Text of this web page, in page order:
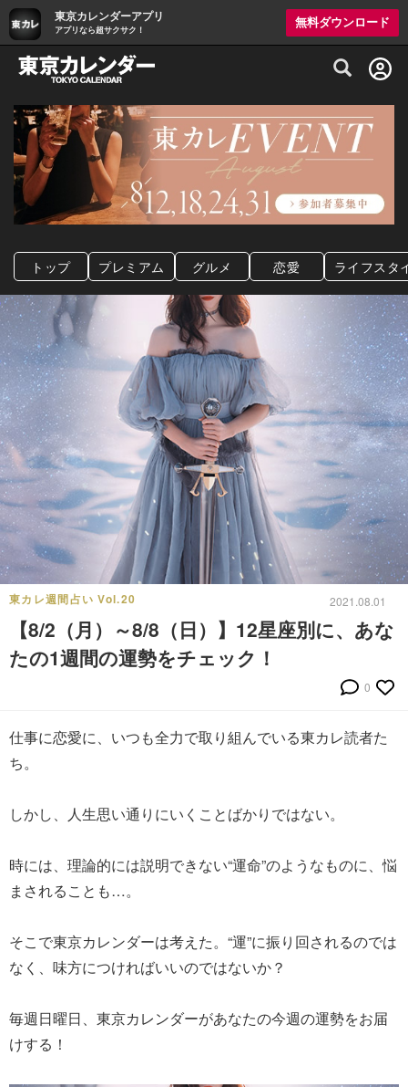
東京カレンダーアプリ
アプリなら超サクサク！
無料ダウンロード
グルメ情報・プレミアムレストラン予約
トップ プレミアム グルメ 恋愛 ライフスタ
東カレ週間占い Vol.20 2021.08.01
【8/2（月）～8/8（日）】12星座別に、あな
たの1週間の運勢をチェック！
0
仕事に恋愛に、いつも全力で取り組んでいる東カレ読者た
ち。
しかし、人生思い通りにいくことばかりではない。
時には、理論的には説明できない“運命”のようなものに、悩
まされることも…。
そこで東京カレンダーは考えた。“運”に振り回されるのでは
なく、味方につければいいのではないか？
毎週日曜日、東京カレンダーがあなたの今週の運勢をお届
けする！